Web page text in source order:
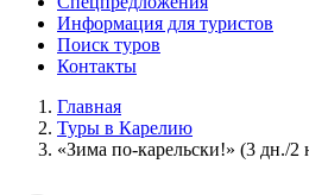
Информация для туристов
Поиск туров
Контакты
Главная
Туры в Карелию
«Зима по-карельски!» (3 дн./